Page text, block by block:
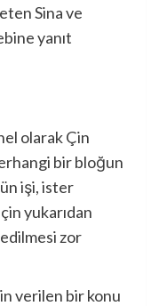
Sina ve
yanıt
olarak Çin
bir bloğun
işi, ister
yukarıdan
zor
verilen bir konu